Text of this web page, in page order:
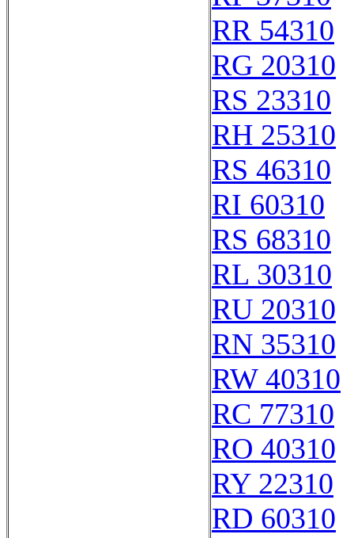
RR 54310
RG 20310
RS 23310
RH 25310
RS 46310
RI 60310
RS 68310
RL 30310
RU 20310
RN 35310
RW 40310
RC 77310
RO 40310
RY 22310
RD 60310